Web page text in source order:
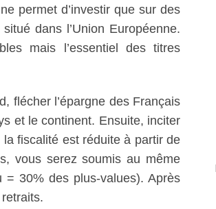
permet d’investir que sur des
dans l’Union Européenne.
mais l’essentiel des titres
flécher l’épargne des Français
et le continent. Ensuite, inciter
fiscalité est réduite à partir de
vous serez soumis au même
30% des plus-values). Après